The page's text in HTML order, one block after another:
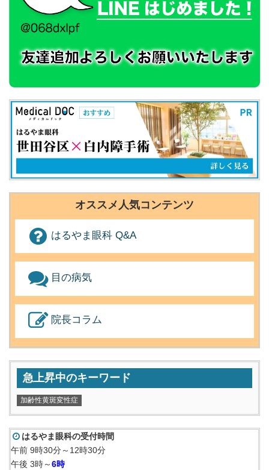
オススメ人気コンテンツ
はるやま眼科 Q&A
目の病気
院長コラム
急上昇中のキーワード
加齢性黄斑変性症
はるやま眼科の受付時間
午前 9時30分～12時30分
午後 3時～6時